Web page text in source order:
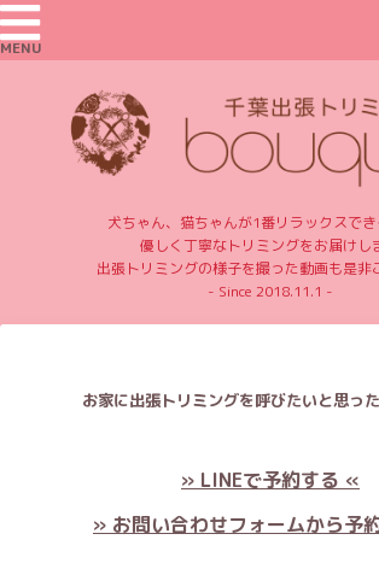
MENU
犬ちゃん、猫ちゃんが1番リラックスで
優しく丁寧なトリミングをお届けし
出張トリミングの様子を撮った動画も是非
- Since 2018.11.1 -
お家に出張トリミングを呼びたいと思っ
» LINEで予約する «
» お問い合わせフォームから予